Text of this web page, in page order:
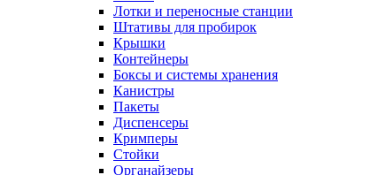
Лотки и переносные станции
Штативы для пробирок
Крышки
Контейнеры
Боксы и системы хранения
Канистры
Пакеты
Диспенсеры
Кримперы
Стойки
Органайзеры